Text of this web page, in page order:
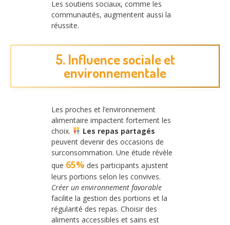
Les soutiens sociaux, comme les
communautés, augmentent aussi la
réussite.
5. Influence sociale et
environnementale
Les proches et l’environnement
alimentaire impactent fortement les
choix.
Les repas partagés
peuvent devenir des occasions de
surconsommation. Une étude révèle
que 65% des participants ajustent
leurs portions selon les convives.
Créer un environnement favorable
facilite la gestion des portions et la
régularité des repas. Choisir des
aliments accessibles et sains est